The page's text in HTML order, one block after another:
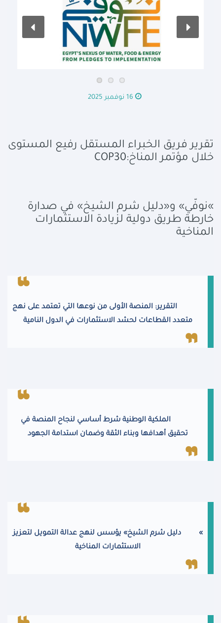
16 نوفمبر 2025
تقرير فريق الخبراء المستقل رفيع المستوى
خلال مؤتمر المناخCOP30:
«نوفّي» و«دليل شرم الشيخ» في صدارة
خارطة طريق دولية لزيادة الاستثمارات
المناخية
التقرير: المنصة الأولى من نوعها التي تعتمد على نهج
متعدد القطاعات لحشد الاستثمارات في الدول النامية
الملكية الوطنية شرط أساسي لنجاح المنصة في
تحقيق أهدافها وبناء الثقة وضمان استدامة الجهود
«دليل شرم الشيخ» يؤسس لنهج عدالة التمويل لتعزيز
الاستثمارات المناخية